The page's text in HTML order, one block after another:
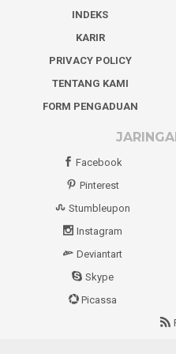
INDEKS
KARIR
PRIVACY POLICY
TENTANG KAMI
FORM PENGADUAN
Facebook
Pinterest
Stumbleupon
Instagram
Deviantart
Skype
Picassa